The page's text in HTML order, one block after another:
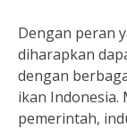
Dengan peran
diharapkan
dengan
ikan Indonesia.
pemerintah,